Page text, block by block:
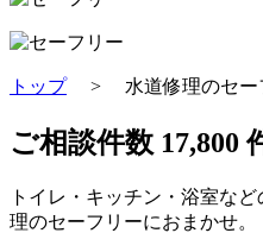
トップ> 水道修理のセ
ご相談件数 17,800
トイレ・キッチン・浴室な
理のセーフリーにおまかせ。